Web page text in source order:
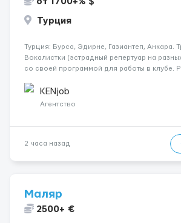
Турция
Турция: Бурса, Эдирне, Газиантеп, Анкара.
Вокалистки (эстрадный репертуар на
со своей программой для работы в клубе.
одного до трех месяцев. Мед. страховка.
KENjob
Агентство
2 часа назад
Маляр
2500+ €